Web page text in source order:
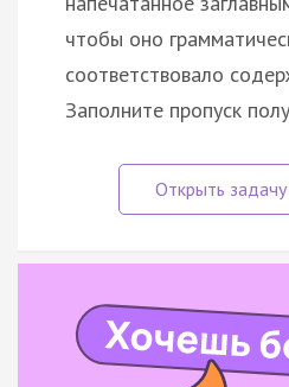
чтобы оно
соответствовало
Заполните пропуск